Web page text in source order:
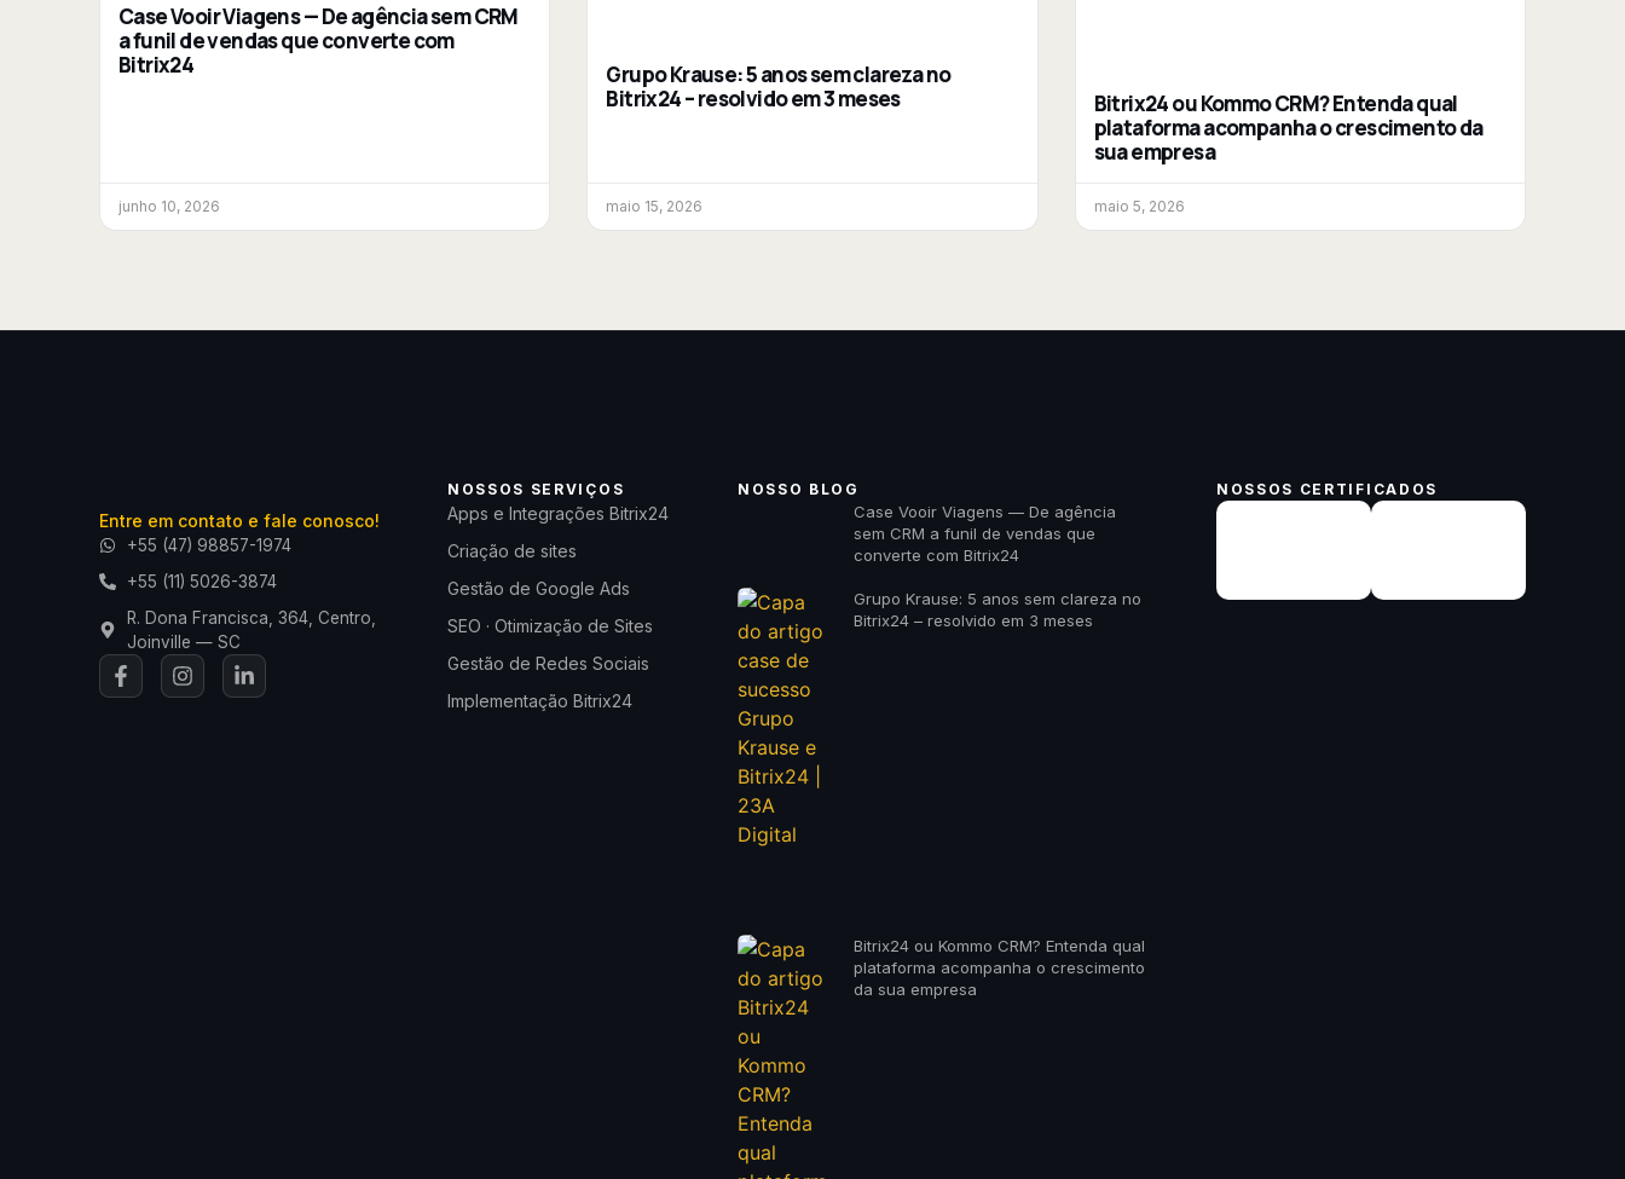
Case Vooir Viagens — De agência sem CRM
a funil de vendas que converte com
Bitrix24
junho 10, 2026
Grupo Krause: 5 anos sem clareza no
Bitrix24 – resolvido em 3 meses
maio 15, 2026
Bitrix24 ou Kommo CRM? Entenda qual
plataforma acompanha o crescimento da
sua empresa
maio 5, 2026
Entre em contato e fale conosco!
+55 (47) 98857-1974
+55 (11) 5026-3874
R. Dona Francisca, 364, Centro,
Joinville — SC
NOSSOS SERVIÇOS
Apps e Integrações Bitrix24
Criação de sites
Gestão de Google Ads
SEO · Otimização de Sites
Gestão de Redes Sociais
Implementação Bitrix24
NOSSO BLOG
Case Vooir Viagens — De agência
sem CRM a funil de vendas que
converte com Bitrix24
Grupo Krause: 5 anos sem clareza no
Bitrix24 – resolvido em 3 meses
Bitrix24 ou Kommo CRM? Entenda qual
plataforma acompanha o crescimento
da sua empresa
NOSSOS CERTIFICADOS